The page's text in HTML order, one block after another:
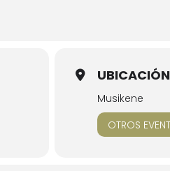
UBICACIÓN
Musikene
OTROS